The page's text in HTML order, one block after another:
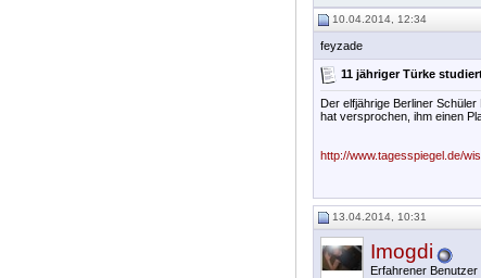
10.04.2014, 12:34
feyzade
11 jähriger Türke
Der elfjährige Berliner
hat versprochen, ihm einen
http://www.tagesspiegel.de/
13.04.2014, 10:31
Imogdi
Erfahrener Benutzer